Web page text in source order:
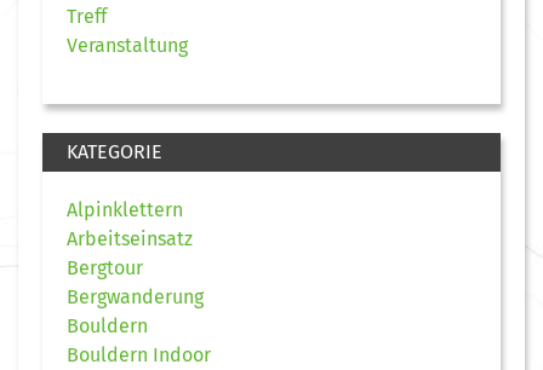
Treff
Veranstaltung
KATEGORIE
Alpinklettern
Arbeitseinsatz
Bergtour
Bergwanderung
Bouldern
Bouldern Indoor